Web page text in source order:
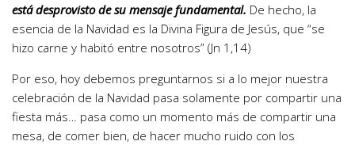
está desprovisto de su mensaje fundamental. De hecho, la
esencia de la Navidad es la Divina Figura de Jesús, que “se
hizo carne y habitó entre nosotros” (Jn 1,14)
Por eso, hoy debemos preguntarnos si a lo mejor nuestra
celebración de la Navidad pasa solamente por compartir una
fiesta más… pasa como un momento más de compartir una
mesa, de comer bien, de hacer mucho ruido con los